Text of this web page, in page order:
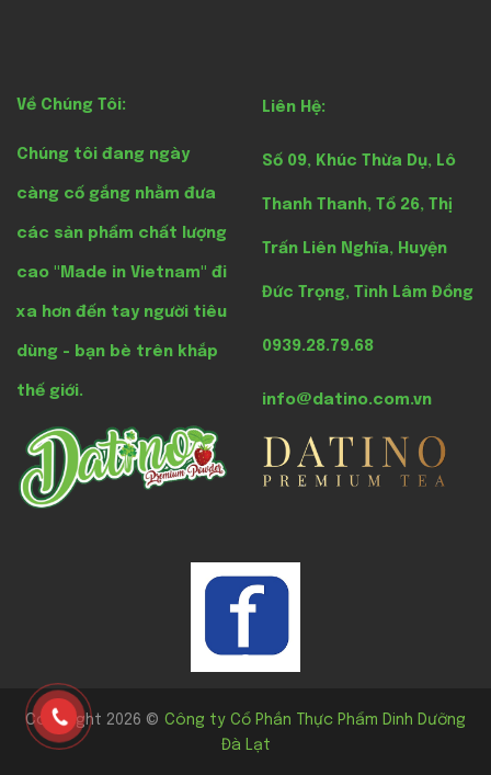
Về Chúng Tôi:
Chúng tôi đang ngày
càng cố gắng nhằm đưa
các sản phẩm chất lượng
cao "Made in Vietnam" đi
xa hơn đến tay người tiêu
dùng - bạn bè trên khắp
thế giới.
Liên Hệ:
Số 09, Khúc Thừa Dụ, Lô
Thanh Thanh, Tổ 26, Thị
Trấn Liên Nghĩa, Huyện
Đức Trọng, Tỉnh Lâm Đồng
0939.28.79.68
info@datino.com.vn
Copyright 2026 © Công ty Cổ Phần Thực Phẩm Dinh Dưỡng
Đà Lạt